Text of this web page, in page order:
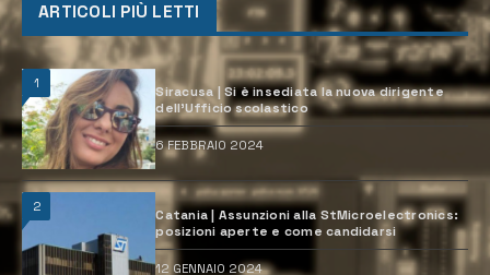
ARTICOLI PIÙ LETTI
1
Siracusa | Si è insediata la nuova dirigente
dell’Ufficio scolastico
6 FEBBRAIO 2024
2
Catania | Assunzioni alla StMicroelectronics:
posizioni aperte e come candidarsi
12 GENNAIO 2024